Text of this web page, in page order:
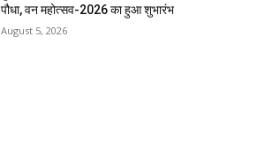
पौधा, वन महोत्सव-2026 का हुआ शुभारंभ
August 5, 2026